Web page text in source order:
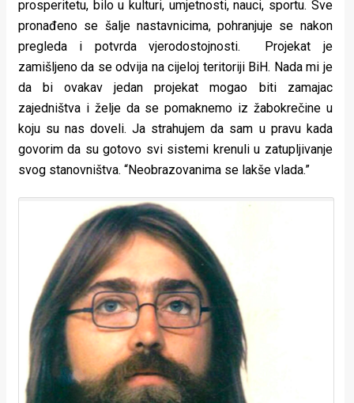
prosperitetu, bilo u kulturi, umjetnosti, nauci, sportu. Sve
pronađeno se šalje nastavnicima, pohranjuje se nakon
pregleda i potvrda vjerodostojnosti. Projekat je
zamišljeno da se odvija na cijeloj teritoriji BiH. Nada mi je
da bi ovakav jedan projekat mogao biti zamajac
zajedništva i želje da se pomaknemo iz žabokrečine u
koju su nas doveli. Ja strahujem da sam u pravu kada
govorim da su gotovo svi sistemi krenuli u zatupljivanje
svog stanovništva. “Neobrazovanima se lakše vlada.”